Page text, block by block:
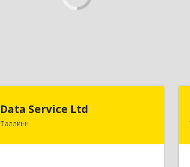
Data Service Ltd
ТаллиннEstonia, Laulupeo 24, Tallinn, 10128